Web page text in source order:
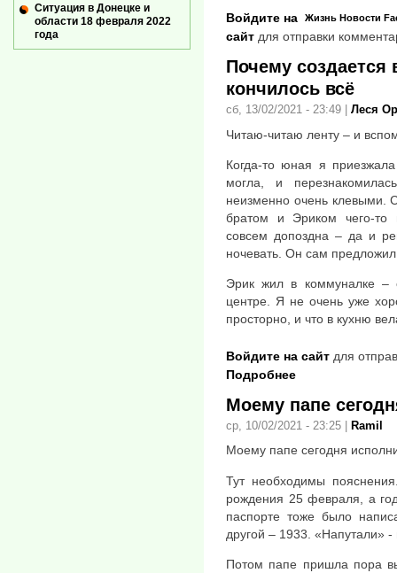
Жизнь Новости
Войдите на
сайт для отправки
Почему создается
кончилось всё
сб, 13/02/2021 - 23:49 Леся
Читаю-читаю ленту – и
Когда-то юная я
могла, и
неизменно очень клевыми.
братом и Эриком чего-то
совсем допоздна – да и
ночевать. Он сам
Эрик жил в коммуналке –
центре. Я не очень уже
просторно, и что в кухню
Войдите на сайт для
Подробнее
Моему папе
ср, 10/02/2021 - 23:25 Ramil
Моему папе сегодня
Тут необходимы
рождения 25 февраля, а
паспорте тоже было
другой – 1933. «Напутали»
Потом папе пришла пора
Ситуация в Донецке и
области 18 февраля 2022
года